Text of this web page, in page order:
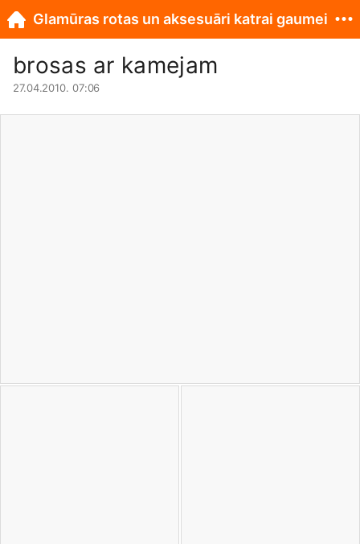
brosas ar kamejam
27.04.2010. 07:06
Glamūras rotas un aksesuāri katrai gaumei